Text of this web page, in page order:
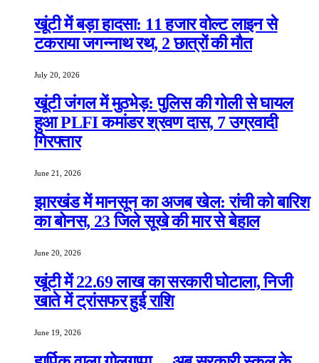
खूंटी में बड़ा हादसा: 11 हजार वोल्ट लाइन से
टकराया जगन्नाथ रथ, 2 छात्रों की मौत
July 20, 2026
खूंटी जंगल में मुठभेड़: पुलिस की गोली से घायल
हुआ PLFI कमांडर श्रवण दास, 7 उग्रवादी
गिरफ्तार
June 21, 2026
झारखंड में मानसून का अजब खेल: रांची को बारिश
का बोनस, 23 जिले सूखे की मार से बेहाल
June 20, 2026
खूंटी में 22.69 लाख का सरकारी घोटाला, निजी
खाते में ट्रांसफर हुई राशि
June 19, 2026